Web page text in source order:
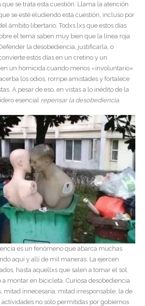
se trata esta cuestión. Llama la atención
se esté eludiendo esta cuestión, incluso por
ámbito libertario. Todxs lxs que estos días
el tema saben muy bien que la línea roja
la desobediencia, justificarla, o
estos días en un cretino y un
en un homicida cuando menos «involuntario».
los odios, rompe amistades y fortalece
A pesar de eso, en vistas a lo inédito de la
esencial repensar la desobediencia.
es un fenómeno que abarca muchas
aquí y allí de mil maneras. La ejercen
hasta aquellxs que salen a tomar el sol,
a montar en bicicleta. Curiosa desobediencia
mitad innecesaria, mitad irresponsable, la de
no sólo permitidas por gobiernos